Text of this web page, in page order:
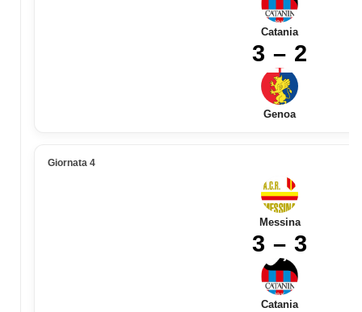
Catania
3 – 2
Genoa
Giornata 4
Messina
3 – 3
Catania